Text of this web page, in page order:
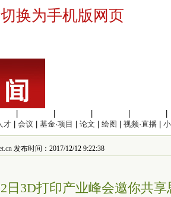
换为手机版网页
才 会议 基金·项目 论文 绘图 视频·直播
发布时间：2017/12/12 9:22:38
日3D打印产业峰会邀你共